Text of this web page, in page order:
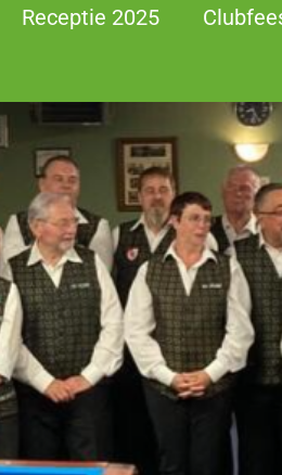
Receptie 2025